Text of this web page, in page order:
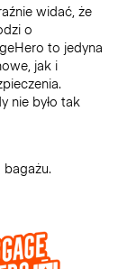
widać, że
o
to jedyna
jak i
nie było tak